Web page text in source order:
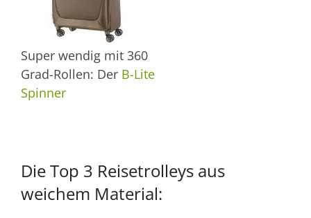
Super wendig mit 360
Grad-Rollen: Der B-Lite
Spinner
Die Top 3 Reisetrolleys aus
weichem Material: